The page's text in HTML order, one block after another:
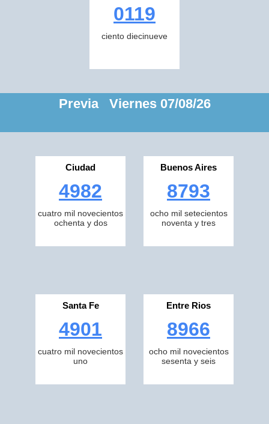
0119
ciento diecinueve
Previa Viernes 07/08/26
Ciudad
4982
cuatro mil novecientos
ochenta y dos
Buenos Aires
8793
ocho mil setecientos
noventa y tres
Santa Fe
4901
cuatro mil novecientos
uno
Entre Rios
8966
ocho mil novecientos
sesenta y seis